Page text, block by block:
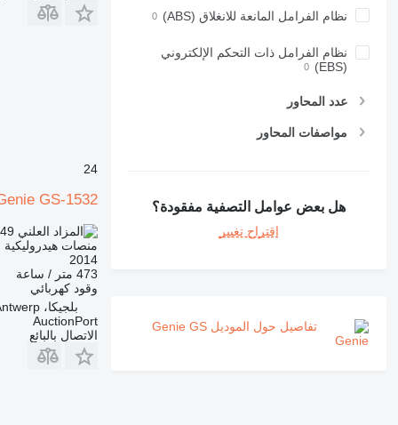
نظام الفرامل المانعة للانغلاق (ABS)
نظام الفرامل ذات التحكم الإلكتروني
(EBS)
عدد المحاور
مواصفات المحاور
هل بعض عوامل التصفية مفقودة؟
اقتراح تغيير
تفاصيل حول الموديل Genie GS
24
GS-1532
منصات هيدروليكية
2014
473 متر / ساعة
وقود كهربائي
بلجيكا، Antwerp
AuctionPort
الاتصال بالبائع